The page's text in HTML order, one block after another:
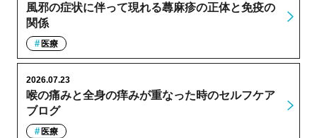
風邪の症状に伴って現れる蕁麻疹の正体と免疫の
関係
医療
喉の痛みと全身の痒みが重なった時のセルフケア
ブログ
2026.07.23
医療